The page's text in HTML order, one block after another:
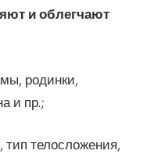
и облегчают
родинки,
и пр.;
тип телосложения,